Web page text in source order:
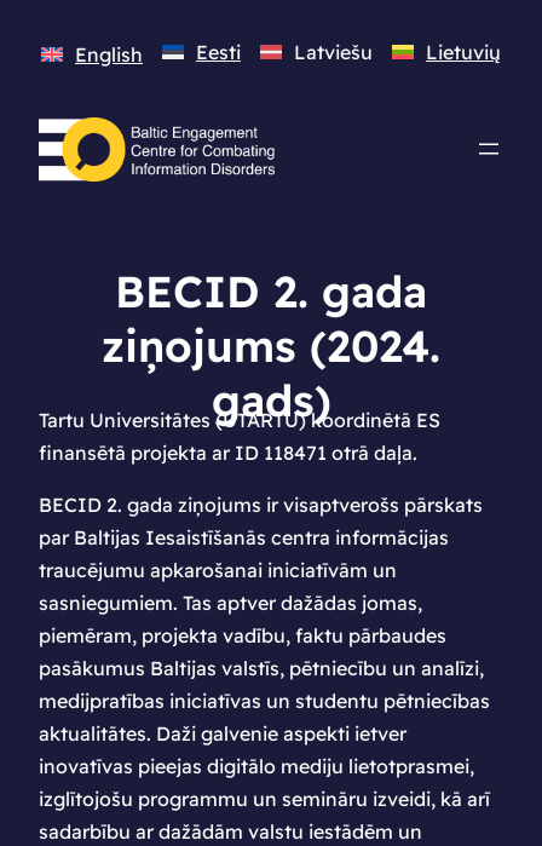
English Eesti Latviešu Lietuvių
BECID 2. gada
ziņojums (2024.
gads)
Tartu Universitātes (UTARTU) koordinētā ES
finansētā projekta ar ID 118471 otrā daļa.
BECID 2. gada ziņojums ir visaptverošs pārskats
par Baltijas Iesaistīšanās centra informācijas
traucējumu apkarošanai iniciatīvām un
sasniegumiem. Tas aptver dažādas jomas,
piemēram, projekta vadību, faktu pārbaudes
pasākumus Baltijas valstīs, pētniecību un analīzi,
medijpratības iniciatīvas un studentu pētniecības
aktualitātes. Daži galvenie aspekti ietver
inovatīvas pieejas digitālo mediju lietotprasmei,
izglītojošu programmu un semināru izveidi, kā arī
sadarbību ar dažādām valstu iestādēm un